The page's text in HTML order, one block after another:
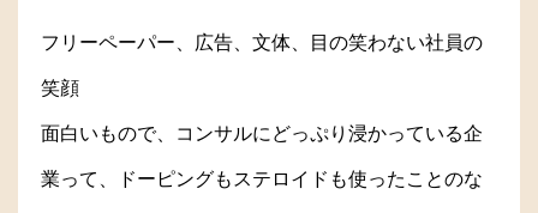
フリーペーパー、広告、文体、目の笑わない社員の
笑顔
面白いもので、コンサルにどっぷり浸かっている企
業って、ドーピングもステロイドも使ったことのな